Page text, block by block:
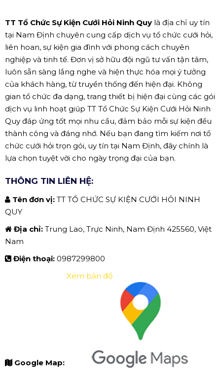
TT Tổ Chức Sự Kiện Cưới Hỏi Ninh Quy là địa chỉ uy tín
tại Nam Định chuyên cung cấp dịch vụ tổ chức cưới hỏi,
liên hoan, sự kiện gia đình với phong cách chuyên
nghiệp và tinh tế. Đơn vị sở hữu đội ngũ tư vấn tận tâm,
luôn sẵn sàng lắng nghe và hiện thực hóa mọi ý tưởng
của khách hàng, từ truyền thống đến hiện đại. Không
gian tổ chức đa dạng, trang thiết bị hiện đại cùng các gói
dịch vụ linh hoạt giúp TT Tổ Chức Sự Kiện Cưới Hỏi Ninh
Quy đáp ứng tốt mọi nhu cầu, đảm bảo mỗi sự kiện đều
thành công và đáng nhớ. Nếu bạn đang tìm kiếm nơi tổ
chức cưới hỏi trọn gói, uy tín tại Nam Định, đây chính là
lựa chọn tuyệt vời cho ngày trọng đại của bạn.
THÔNG TIN LIÊN HỆ:
Tên đơn vị: TT TỔ CHỨC SỰ KIỆN CƯỚI HỎI NINH
QUY
Địa chỉ: Trung Lao, Trực Ninh, Nam Định 425560, Việt
Nam
Điện thoại: 0987299800
Google Map:
Xem bản đồ